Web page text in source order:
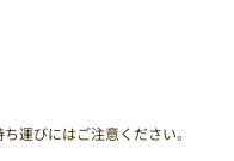
運びにはご注意ください。